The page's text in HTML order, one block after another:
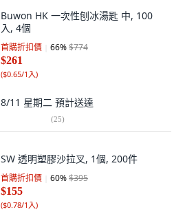
Buwon HK 一次性刨冰湯匙 中, 100
入, 4個
首購折扣價 66%$774
$261
($0.65/1入)
8/11 星期二 預計送達
(25)
SW 透明塑膠沙拉叉, 1個, 200件
首購折扣價 60%$395
$155
($0.78/1入)